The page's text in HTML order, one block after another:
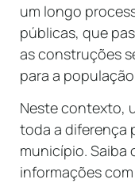
um longo
públicas, que
as construções
para a
Neste contexto,
toda a diferença
município. Saiba
informações